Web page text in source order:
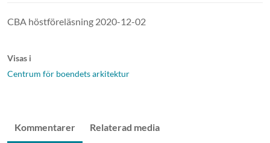
CBA höstföreläsning 2020-12-02
Visas i
Centrum för boendets arkitektur
Kommentarer Relaterad media